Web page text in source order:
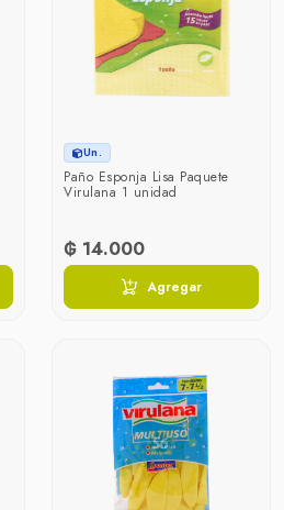
Un.
Paño Esponja Lisa Paquete
Virulana 1 unidad
₲ 14.000
Agregar